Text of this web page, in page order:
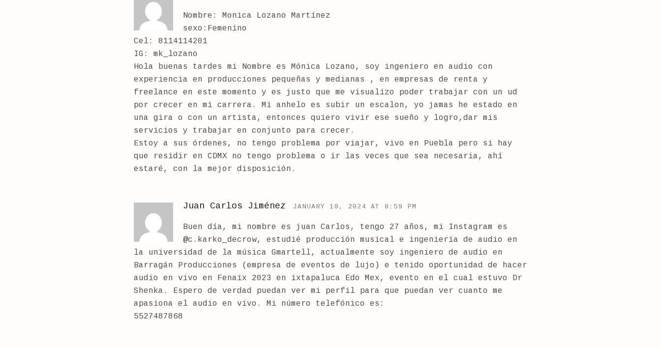
Nombre: Monica Lozano Martínez
sexo:Femenino
Cel: 8114114201
IG: mk_lozano
Hola buenas tardes mi Nombre es Mónica Lozano, soy ingeniero en audio con
experiencia en producciones pequeñas y medianas , en empresas de renta y
freelance en este momento y es justo que me visualizo poder trabajar con un ud
por crecer en mi carrera. Mi anhelo es subir un escalon, yo jamas he estado en
una gira o con un artista, entonces quiero vivir ese sueño y logro,dar mis
servicios y trabajar en conjunto para crecer.
Estoy a sus órdenes, no tengo problema por viajar, vivo en Puebla pero si hay
que residir en CDMX no tengo problema o ir las veces que sea necesaria, ahí
estaré, con la mejor disposición.
Juan Carlos Jiménez JANUARY 10, 2024 AT 8:59 PM
Buen día, mi nombre es juan Carlos, tengo 27 años, mi Instagram es
@c.karko_decrow, estudié producción musical e ingeniería de audio en
la universidad de la música Gmartell, actualmente soy ingeniero de audio en
Barragán Producciones (empresa de eventos de lujo) e tenido oportunidad de hacer
audio en vivo en Fenaix 2023 en ixtapaluca Edo Mex, evento en el cual estuvo Dr
Shenka. Espero de verdad puedan ver mi perfil para que puedan ver cuanto me
apasiona el audio en vivo. Mi número telefónico es:
5527487868